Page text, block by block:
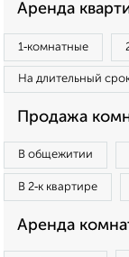
Аренда
1‑комнатные
На длительный
Продажа
В общежитии
В 2‑к квартире
Аренда